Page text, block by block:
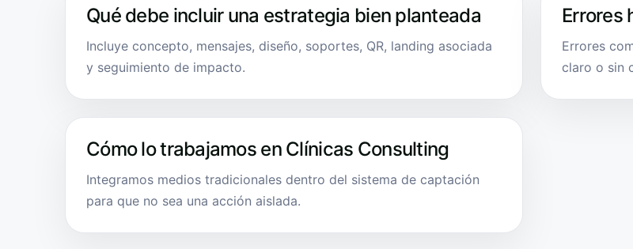
Qué debe incluir una estrategia bien planteada
Incluye concepto, mensajes, diseño, soportes, QR, landing asociada
y seguimiento de impacto.
Errores
Errores
claro o sin
Cómo lo trabajamos en Clínicas Consulting
Integramos medios tradicionales dentro del sistema de captación
para que no sea una acción aislada.